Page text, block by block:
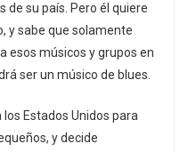
de su país. Pero él quiere
y sabe que solamente
esos músicos y grupos en
ser un músico de blues.
Estados Unidos para
y decide